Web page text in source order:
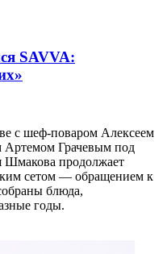
SAVVA:
с шеф-поваром Алексеем
Грачевым под
Шмакова продолжает
сетом — обращением к
блюда,
годы.